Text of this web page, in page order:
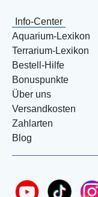
Info-Center
Aquarium-Lexikon
Terrarium-Lexikon
Bestell-Hilfe
Bonuspunkte
Über uns
Versandkosten
Zahlarten
Blog